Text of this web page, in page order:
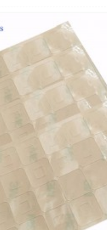
toepassings.Dit
op die meubels,
toestel, ens., om
kan
as dempings-,
plastiekindustrie,
vertoonrakke.Kleur
kleure soos wit,
versoeke.
0.2mm tot 6mm